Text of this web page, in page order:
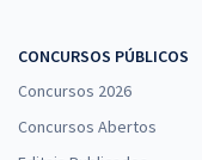
CONCURSOS PÚBLICOS
Concursos 2026
Concursos Abertos